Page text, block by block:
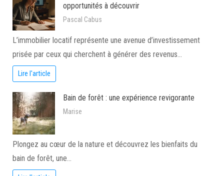
opportunités à découvrir
Pascal Cabus
L’immobilier locatif représente une avenue d’investissement
prisée par ceux qui cherchent à générer des revenus…
Lire l'article
Bain de forêt : une expérience revigorante
Marise
Plongez au cœur de la nature et découvrez les bienfaits du
bain de forêt, une…